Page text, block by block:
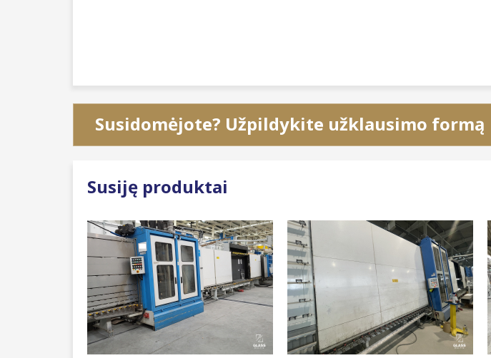
Susidomėjote? Užpildykite užklausimo formą
Susiję produktai